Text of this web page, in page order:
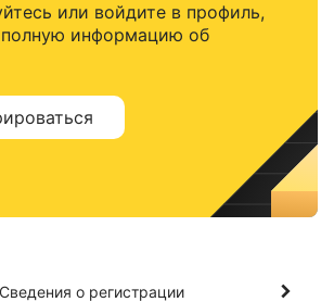
или войдите в профиль,
полную информацию об
Сведения о регистрации